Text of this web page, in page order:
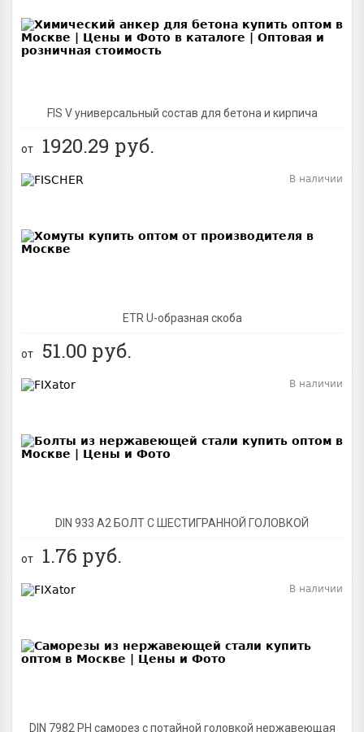
FIS V универсальный состав для бетона и кирпича
от 1920.29 руб.
ETR U-образная скоба
В наличии
от 51.00 руб.
DIN 933 А2 БОЛТ С ШЕСТИГРАННОЙ ГОЛОВКОЙ
В наличии
от 1.76 руб.
DIN 7982 PH саморез с потайной головкой нержавеющая
В наличии